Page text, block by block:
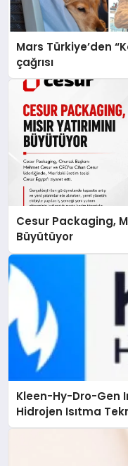
Mars Türkiye’den
çağrısı
Cesur Packaging,
Büyütüyor
Kleen-Hy-Dro-Gen
Hidrojen Isıtma
Düzenleyici